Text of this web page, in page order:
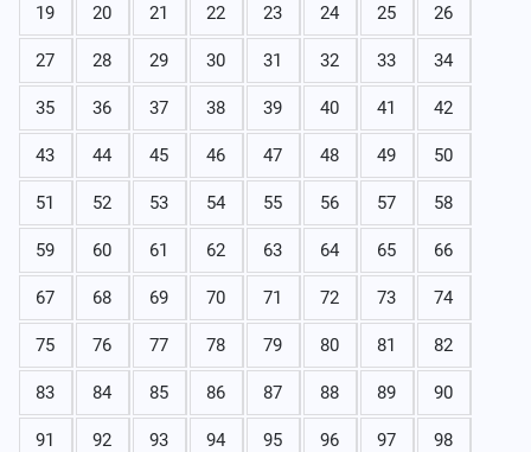
19 20 21 22 23 24 25 26
27 28 29 30 31 32 33 34
35 36 37 38 39 40 41 42
43 44 45 46 47 48 49 50
51 52 53 54 55 56 57 58
59 60 61 62 63 64 65 66
67 68 69 70 71 72 73 74
75 76 77 78 79 80 81 82
83 84 85 86 87 88 89 90
91 92 93 94 95 96 97 98